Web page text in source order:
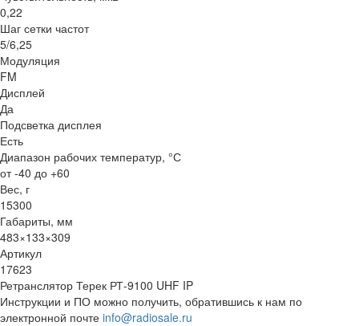
0,22
Шаг сетки частот
5/6,25
Модуляция
FM
Дисплей
Да
Подсветка дисплея
Есть
Диапазон рабочих температур, °С
от -40 до +60
Вес, г
15300
Габариты, мм
483×133×309
Артикул
17623
Ретранслятор Терек РТ-9100 UHF IP
Инструкции и ПО можно получить, обратившись к нам по
электронной почте info@radiosale.ru